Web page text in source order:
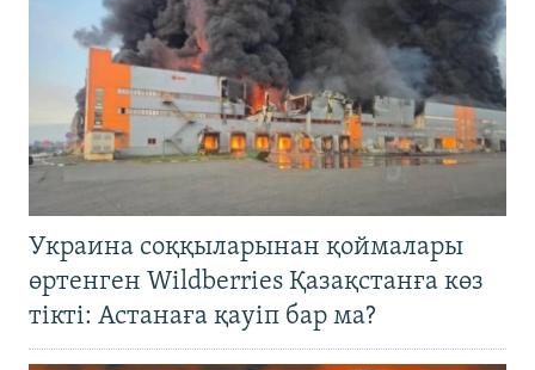
Украина соққыларынан қоймалары
өртенген Wildberries Қазақстанға көз
тікті: Астанаға қауіп бар ма?